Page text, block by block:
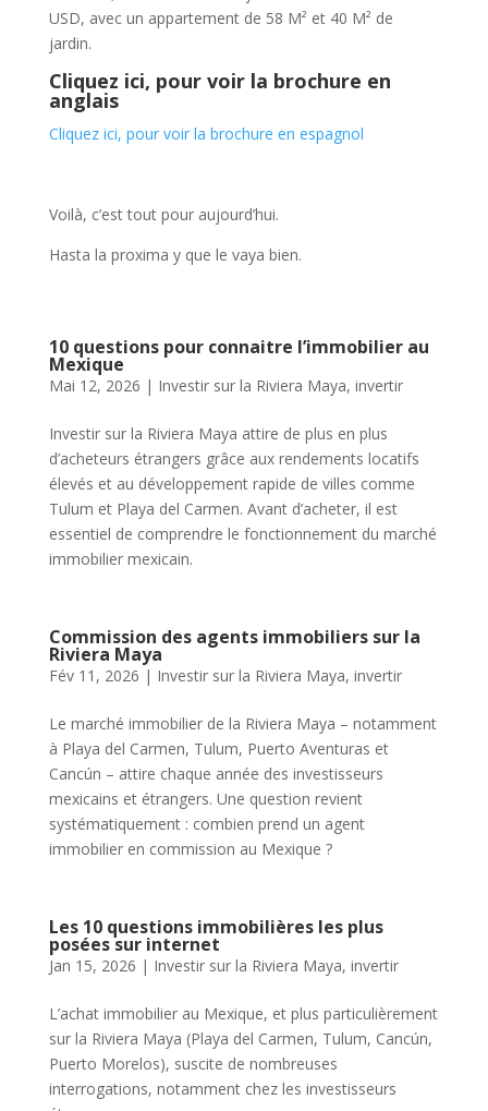
USD, avec un appartement de 58 M² et 40 M² de
jardin.
Cliquez ici, pour voir la brochure en
anglais
Cliquez ici, pour voir la brochure en espagnol
Voilà, c’est tout pour aujourd’hui.
Hasta la proxima y que le vaya bien.
10 questions pour connaitre l’immobilier au
Mexique
Mai 12, 2026 | Investir sur la Riviera Maya, invertir
Investir sur la Riviera Maya attire de plus en plus
d’acheteurs étrangers grâce aux rendements locatifs
élevés et au développement rapide de villes comme
Tulum et Playa del Carmen. Avant d’acheter, il est
essentiel de comprendre le fonctionnement du marché
immobilier mexicain.
Commission des agents immobiliers sur la
Riviera Maya
Fév 11, 2026 | Investir sur la Riviera Maya, invertir
Le marché immobilier de la Riviera Maya – notamment
à Playa del Carmen, Tulum, Puerto Aventuras et
Cancún – attire chaque année des investisseurs
mexicains et étrangers. Une question revient
systématiquement : combien prend un agent
immobilier en commission au Mexique ?
Les 10 questions immobilières les plus
posées sur internet
Jan 15, 2026 | Investir sur la Riviera Maya, invertir
L’achat immobilier au Mexique, et plus particulièrement
sur la Riviera Maya (Playa del Carmen, Tulum, Cancún,
Puerto Morelos), suscite de nombreuses
interrogations, notamment chez les investisseurs